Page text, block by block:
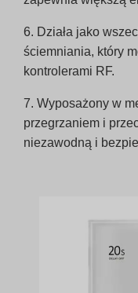
6. Działa jako
ściemniania, który
kontrolerami RF.
7. Wyposażony w
przegrzaniem i
niezawodną i